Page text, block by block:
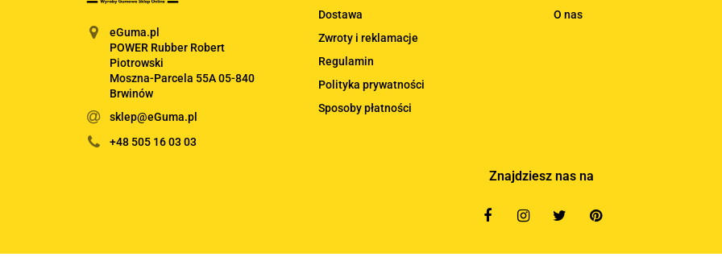
eGuma.pl
POWER Rubber Robert
Piotrowski
Moszna-Parcela 55A 05-840
Brwinów
sklep@eGuma.pl
+48 505 16 03 03
Dostawa
Zwroty i reklamacje
Regulamin
Polityka prywatności
Sposoby płatności
O nas
Znajdziesz nas na